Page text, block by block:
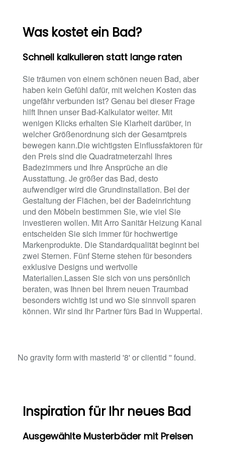
Was kostet ein Bad?
Schnell kalkulieren statt lange raten
Sie träumen von einem schönen neuen Bad, aber
haben kein Gefühl dafür, mit welchen Kosten das
ungefähr verbunden ist? Genau bei dieser Frage
hilft Ihnen unser Bad-Kalkulator weiter. Mit
wenigen Klicks erhalten Sie Klarheit darüber, in
welcher Größenordnung sich der Gesamtpreis
bewegen kann.Die wichtigsten Einflussfaktoren für
den Preis sind die Quadratmeterzahl Ihres
Badezimmers und Ihre Ansprüche an die
Ausstattung. Je größer das Bad, desto
aufwendiger wird die Grundinstallation. Bei der
Gestaltung der Flächen, bei der Badeinrichtung
und den Möbeln bestimmen Sie, wie viel Sie
investieren wollen. Mit Arro Sanitär Heizung Kanal
entscheiden Sie sich immer für hochwertige
Markenprodukte. Die Standardqualität beginnt bei
zwei Sternen. Fünf Sterne stehen für besonders
exklusive Designs und wertvolle
Materialien.Lassen Sie sich von uns persönlich
beraten, was Ihnen bei Ihrem neuen Traumbad
besonders wichtig ist und wo Sie sinnvoll sparen
können. Wir sind Ihr Partner fürs Bad in Wuppertal.
No gravity form with masterid '8' or clientid '' found.
Inspiration für Ihr neues Bad
Ausgewählte Musterbäder mit Preisen